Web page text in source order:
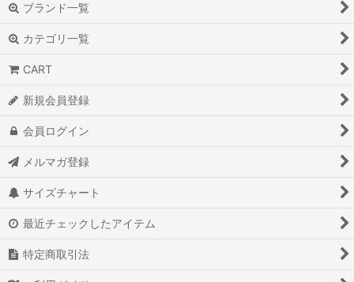
ブランド一覧
カテゴリ一覧
CART
新規会員登録
会員ログイン
メルマガ登録
サイズチャート
最近チェックしたアイテム
特定商取引法